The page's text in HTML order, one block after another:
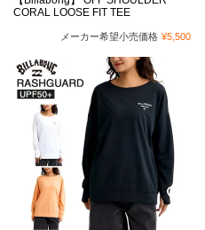
CORAL LOOSE FIT TEE
メーカー希望小売価格 ¥5,500